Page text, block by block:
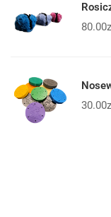
80.00
30.00